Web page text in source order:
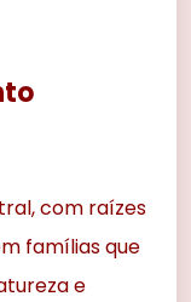
com raízes
famílias que
e